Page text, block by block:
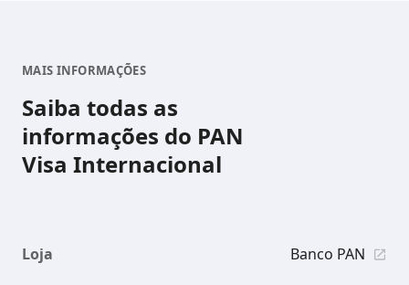
MAIS INFORMAÇÕES
Saiba todas as
informações do PAN
Visa Internacional
Loja Banco PAN